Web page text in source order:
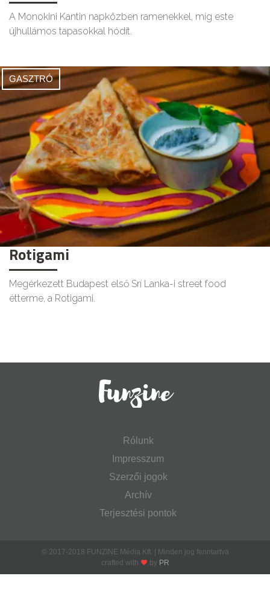
A Monokini Kantin napközben ramenekkel, míg este
újhullámos tapasokkal hódít.
GASZTRÓ
Rotigami
Megérkezett Budapest első Srí Lanka-i street food
étterme, a Rotigami.
Rólunk
Impresszum
Szerzői jogok
Archív
Terjesztési pontok
© 2017-2018 FUNZINE Média Kft. | Minden jog fenntartva
crafted with
by PR